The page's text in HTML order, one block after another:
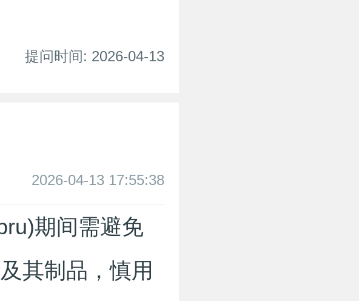
提问时间: 2026-04-13
2026-04-13 17:55:38
期间需避免
其制品，慎用